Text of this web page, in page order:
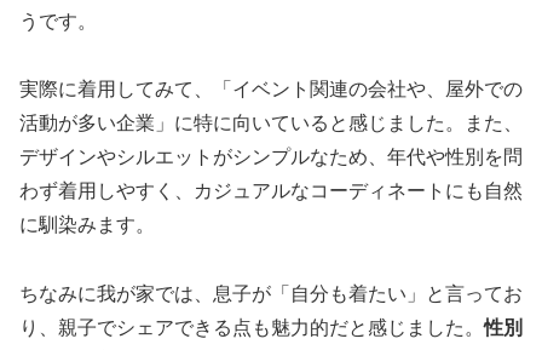
うです。
実際に着用してみて、「イベント関連の会社や、屋外での
活動が多い企業」に特に向いていると感じました。また、
デザインやシルエットがシンプルなため、年代や性別を問
わず着用しやすく、カジュアルなコーディネートにも自然
に馴染みます。
ちなみに我が家では、息子が「自分も着たい」と言ってお
り、親子でシェアできる点も魅力的だと感じました。性別